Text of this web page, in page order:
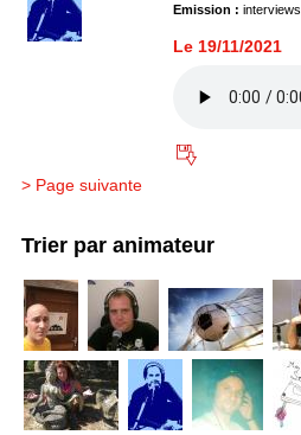
Emission : interviews
Le 19/11/2021
> Page suivante
Trier par animateur